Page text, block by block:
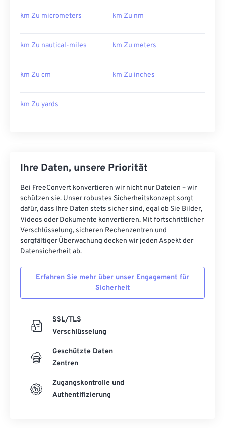
km Zu micrometers km Zu nm
km Zu nautical-miles km Zu meters
km Zu cm km Zu inches
km Zu yards
Ihre Daten, unsere Priorität
Bei FreeConvert konvertieren wir nicht nur Dateien – wir
schützen sie. Unser robustes Sicherheitskonzept sorgt
dafür, dass Ihre Daten stets sicher sind, egal ob Sie Bilder,
Videos oder Dokumente konvertieren. Mit fortschrittlicher
Verschlüsselung, sicheren Rechenzentren und
sorgfältiger Überwachung decken wir jeden Aspekt der
Datensicherheit ab.
Erfahren Sie mehr über unser Engagement für
Sicherheit
SSL/TLS
Verschlüsselung
Geschützte Daten
Zentren
Zugangskontrolle und
Authentifizierung